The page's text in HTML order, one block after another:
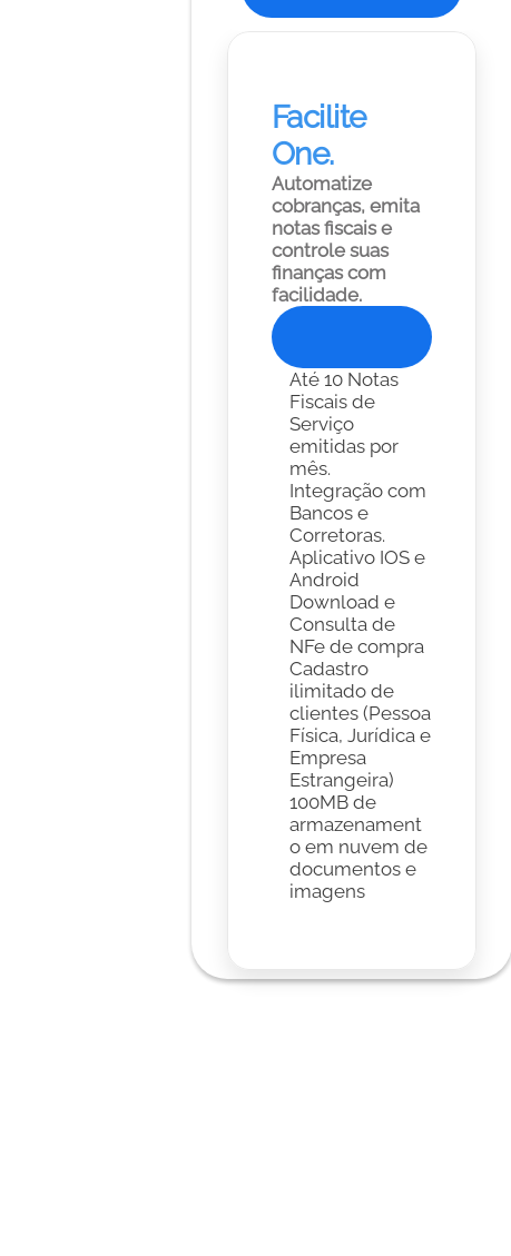
Facilite
One.
Automatize
cobranças, emita
notas fiscais e
controle suas
finanças com
facilidade.
Experimente Gratis
Até 10 Notas
Fiscais de
Serviço
emitidas por
mês.
Integração com
Bancos e
Corretoras.
Aplicativo IOS e
Android
Download e
Consulta de
NFe de compra
Cadastro
ilimitado de
clientes (Pessoa
Física, Jurídica e
Empresa
Estrangeira)
100MB de
armazenament
o em nuvem de
documentos e
imagens